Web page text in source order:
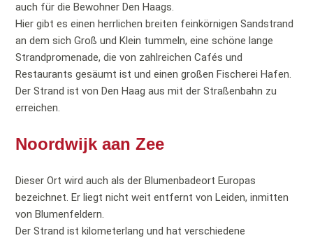
auch für die Bewohner Den Haags.
Hier gibt es einen herrlichen breiten feinkörnigen Sandstrand
an dem sich Groß und Klein tummeln, eine schöne lange
Strandpromenade, die von zahlreichen Cafés und
Restaurants gesäumt ist und einen großen Fischerei Hafen.
Der Strand ist von Den Haag aus mit der Straßenbahn zu
erreichen.
Noordwijk aan Zee
Dieser Ort wird auch als der Blumenbadeort Europas
bezeichnet. Er liegt nicht weit entfernt von Leiden, inmitten
von Blumenfeldern.
Der Strand ist kilometerlang und hat verschiedene